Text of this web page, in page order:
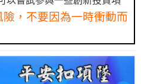
，不要因為一時衝動而